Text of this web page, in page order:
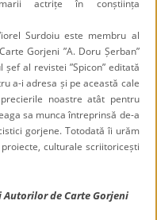
actrițe în conștiința
Surdoiu este membru al
Gorjeni ”A. Doru Șerban”
al revistei ”Spicon” editată
a-i adresa și pe această cale
noastre atât pentru
sa munca întreprinsă de-a
gorjene. Totodată îi urăm
culturale scriitoricești
de Carte Gorjeni